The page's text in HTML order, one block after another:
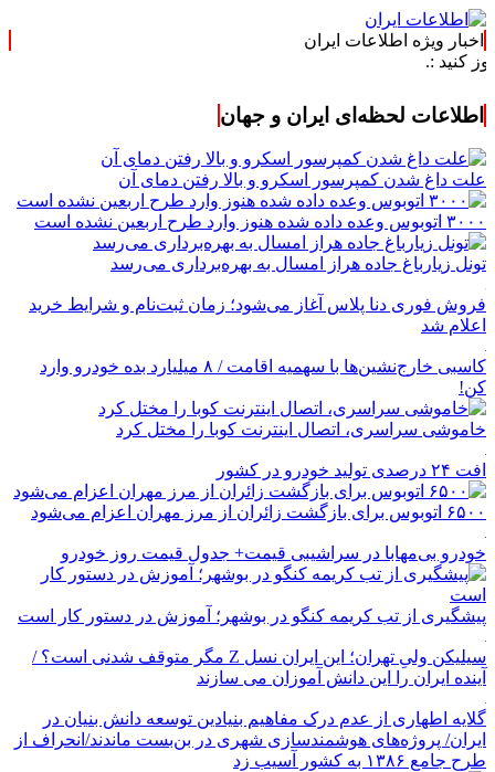
اخبار ویژه اطلاعات ایران
اطلاعات لحظه‌ای ایران و جهان
علت داغ شدن کمپرسور اسکرو و بالا رفتن دمای آن
۳۰۰۰ اتوبوس وعده داده شده هنوز وارد طرح اربعین نشده است
تونل زیارباغ جاده هراز امسال به بهره‌برداری می‌رسد
فروش فوری دنا پلاس آغاز می‌شود؛ زمان ثبت‌نام و شرایط خرید
اعلام شد
کاسبی خارج‌نشین‌ها با سهمیه اقامت / ۸ میلیارد بده خودرو وارد
کن!
خاموشی سراسری، اتصال اینترنت کوبا را مختل کرد
افت ۲۴ درصدی تولید خودرو در کشور
۶۵۰۰ اتوبوس برای بازگشت زائران از مرز مهران اعزام می‌شود
خودرو بی‌مهابا در سراشیبی قیمت+ جدول قیمت روز خودرو
پیشگیری از تب کریمه کنگو در بوشهر؛ آموزش در دستور کار است
سیلیکن ولیِ تهران؛ این ایران نسل Z مگر متوقف شدنی است؟ /
آینده ایران را این دانش آموزان می سازند
گلایه اطهاری از عدم درک مفاهیم بنیادین توسعه دانش بنیان در
ایران/ پروژه‌های هوشمندسازی شهری در بن‌بست ماندند/انحراف از
طرح جامع ۱۳۸۶ به کشور آسیب زد